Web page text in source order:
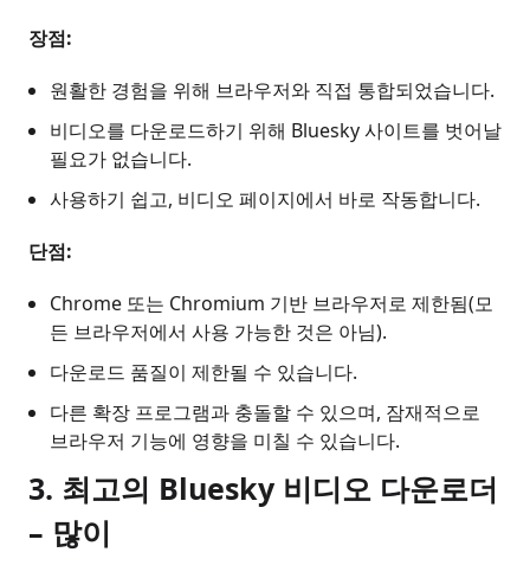
장점:
원활한 경험을 위해 브라우저와 직접 통합되었습니다.
비디오를 다운로드하기 위해 Bluesky 사이트를 벗어날
필요가 없습니다.
사용하기 쉽고, 비디오 페이지에서 바로 작동합니다.
단점:
Chrome 또는 Chromium 기반 브라우저로 제한됨(모
든 브라우저에서 사용 가능한 것은 아님).
다운로드 품질이 제한될 수 있습니다.
다른 확장 프로그램과 충돌할 수 있으며, 잠재적으로
브라우저 기능에 영향을 미칠 수 있습니다.
3. 최고의 Bluesky 비디오 다운로더
– 많이